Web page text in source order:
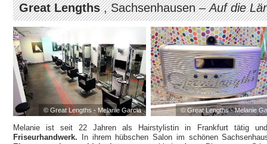
Great Lengths, Sachsenhausen –Auf die
© Great Lengths - Melanie Garcia © Great Lengths - Melanie
Melanie ist seit 22 Jahren als Hairstylistin in Frankfurt tätig
Friseurhandwerk. In ihrem hübschen Salon im schönen